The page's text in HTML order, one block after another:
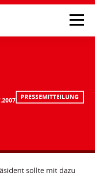
PRESSEMITTEILUNG
sollte mit dazu